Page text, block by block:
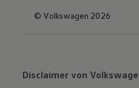
© Volkswagen 2026
Disclaimer von